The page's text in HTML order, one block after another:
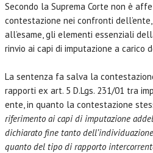
Secondo la Suprema Corte non è
contestazione nei confronti
all’esame, gli elementi essenziali
rinvio ai capi di imputazione a carico
La sentenza fa salva la
rapporti ex art. 5 D.Lgs. 231/01 tra
ente, in quanto la contestazione
riferimento ai capi di imputazione
dichiarato fine tanto
quanto del tipo di rapporto